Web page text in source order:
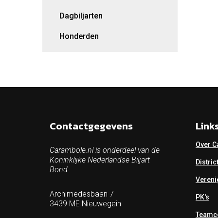
Dagbiljarten
Honderden
Contactgegevens
Carambole.nl is onderdeel van de
Koninklijke Nederlandse Biljart
Bond.
Archimedesbaan 7
3439 ME Nieuwegein
Over
PK's